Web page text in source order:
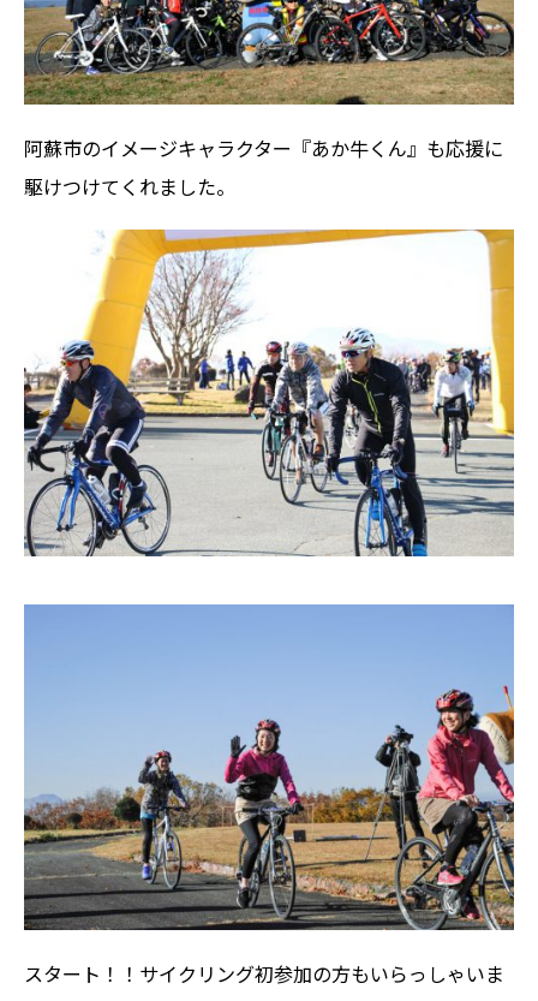
阿蘇市のイメージキャラクター『あか牛くん』も応援に
駆けつけてくれました。
スタート！！サイクリング初参加の方もいらっしゃいま